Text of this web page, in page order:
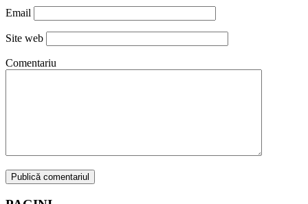
Email
Site web
Comentariu